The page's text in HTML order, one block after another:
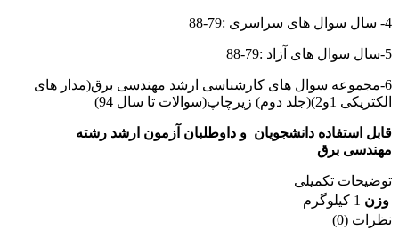
4- سال سوال های سراسری :79-88
5-سال سوال های آزاد :79-88
6-مجموعه سوال های کارشناسی ارشد مهندسی برق(مدار های
الکتریکی 1و2)(جلد دوم) زیرچاپ(سوالات تا سال 94)
قابل استفاده دانشجویان و داوطلبان آزمون ارشد رشته
مهندسی برق
توضیحات تکمیلی
وزن 1 کیلوگرم
نظرات (0)